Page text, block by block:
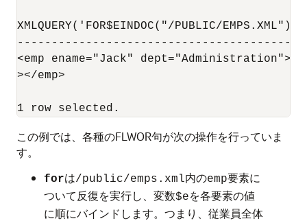
XMLQUERY('FOR$EINDOC("/PUBLIC/EMPS.XML")/
<emp ename="Jack"
></emp>
この例では、各種のFLWOR句が次の操作を行っていま
す。
forは/public/emps.xml内のemp要素に
ついて反復を実行し、変数$eを各要素の値
に順にバインドします。つまり、従業員全体